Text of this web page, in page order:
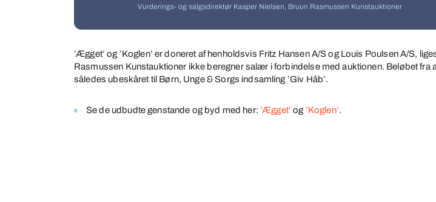
Vurderings- og salgsdirektør Kasper Nielsen, Bruun Rasmussen Kunstauktioner
’Ægget’ og ’Koglen’ er doneret af henholdsvis Fritz Hansen A/S og Louis Poulsen A/S,
Rasmussen Kunstauktioner ikke beregner salær i forbindelse med auktionen. Beløbet fra
således ubeskåret til Børn, Unge & Sorgs indsamling ’Giv Håb’.
Se de udbudte genstande og byd med her: ’Ægget’ og ’Koglen’.